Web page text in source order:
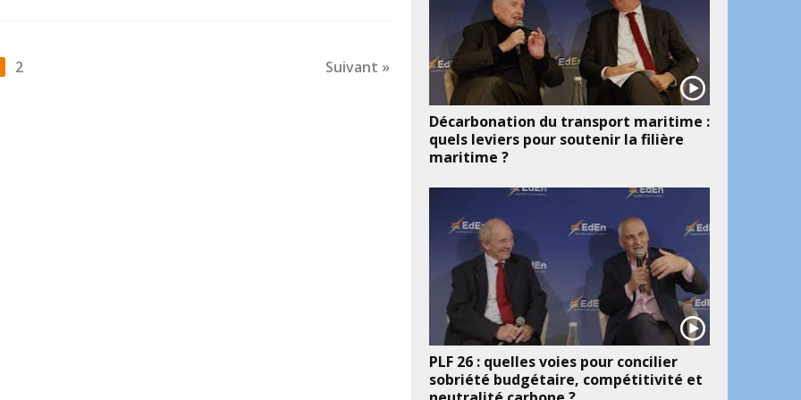
2 Suivant »
Décarbonation du transport maritime :
quels leviers pour soutenir la filière
maritime ?
PLF 26 : quelles voies pour concilier
sobriété budgétaire, compétitivité et